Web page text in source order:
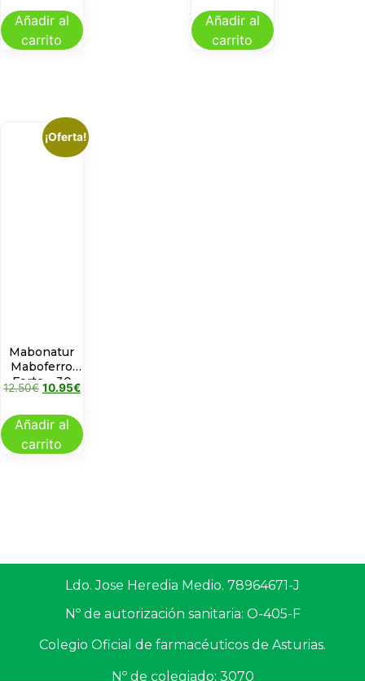
Añadir al
carrito
Añadir al
carrito
¡Oferta!
Mabonatur
Maboferro
Forte – 30
CAPUSLAS
12.50€ 10.95€
Añadir al
carrito
Ldo. Jose Heredia Medio. 78964671-J
Nº de autorización sanitaria: O-405-F
Colegio Oficial de farmacéuticos de Asturias.
Nº de colegiado: 3070